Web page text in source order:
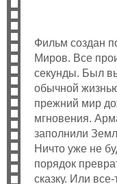
Фильм создан
Миров. Все
секунды. Был
обычной
прежний мир
мгновения.
заполнили
Ничто уже не
порядок
сказку. Или